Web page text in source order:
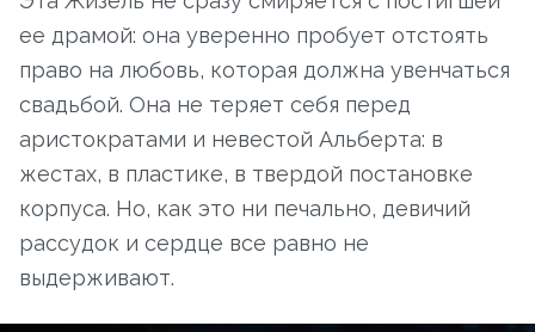
ее драмой: она уверенно пробует отстоять
право на любовь, которая должна увенчаться
свадьбой. Она не теряет себя перед
аристократами и невестой Альберта: в
жестах, в пластике, в твердой постановке
корпуса. Но, как это ни печально, девичий
рассудок и сердце все равно не
выдерживают.